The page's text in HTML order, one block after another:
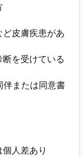
ど皮膚疾患があ
断を受けている
伴または同意書
人差あり